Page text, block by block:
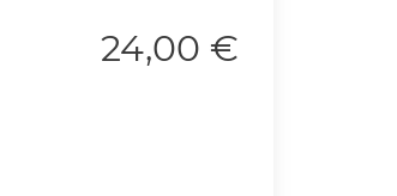
24,00 €